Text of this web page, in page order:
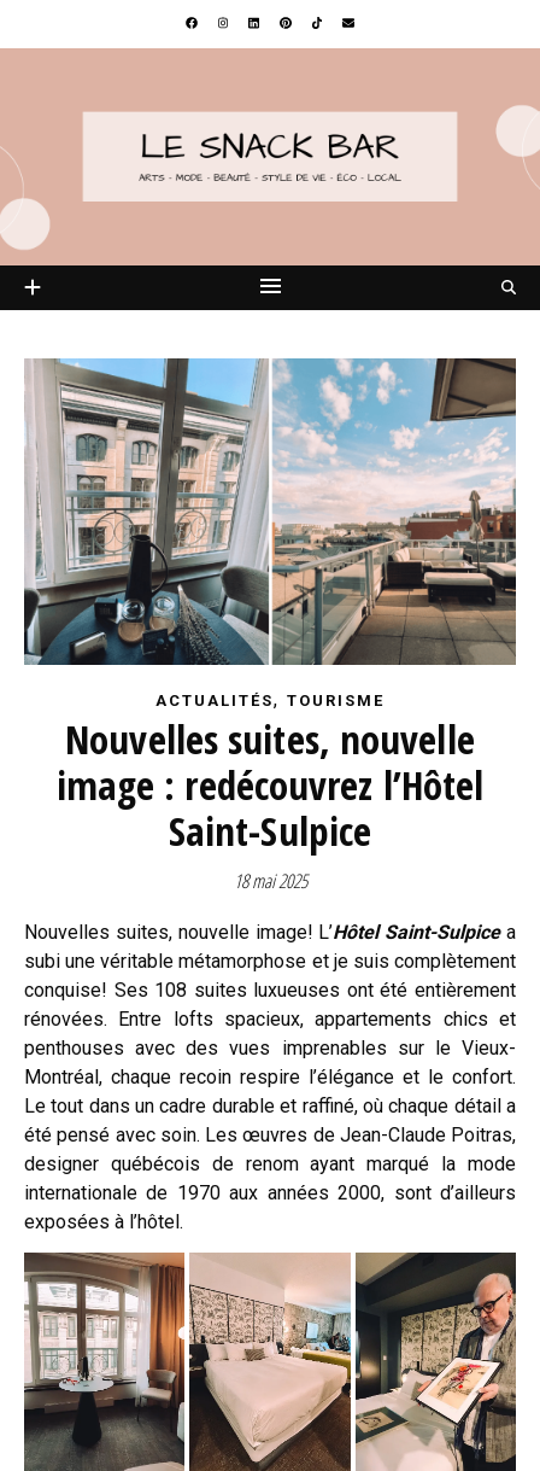
ACTUALITÉS, TOURISME
Nouvelles suites, nouvelle
image : redécouvrez l’Hôtel
Saint-Sulpice
18 mai 2025
Nouvelles suites, nouvelle image! L’Hôtel Saint-Sulpicea
subi une véritable métamorphose et je suis complètement
conquise! Ses 108 suites luxueuses ont été entièrement
rénovées. Entre lofts spacieux, appartements chics et
penthouses avec des vues imprenables sur le Vieux-
Montréal, chaque recoin respire l’élégance et le confort.
Le tout dans un cadre durable et raffiné, où chaque détail a
été pensé avec soin. Les œuvres de Jean-Claude Poitras,
designer québécois de renom ayant marqué la mode
internationale de 1970 aux années 2000, sont d’ailleurs
exposées à l’hôtel.